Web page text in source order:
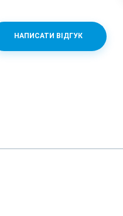
НАПИСАТИ ВІДГУК